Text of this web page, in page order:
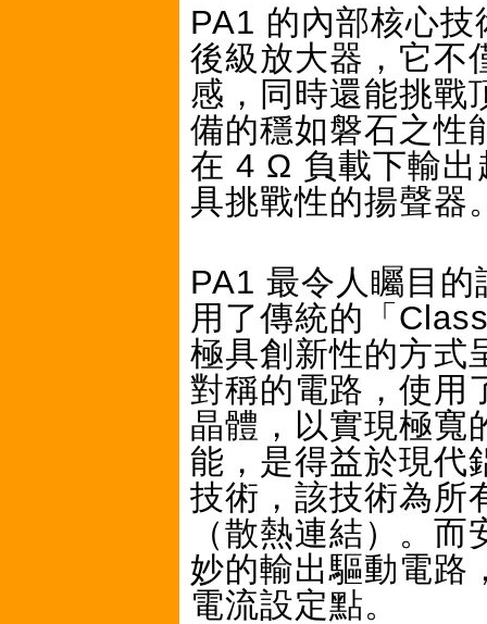
PA1 的內部核心
後級放大器，它不
感，同時還能挑戰
備的穩如磐石之性
在 4 Ω 負載下輸出
具挑戰性的揚聲器
PA1 最令人矚目
用了傳統的「
極具創新性的方式
對稱的電路，使用
晶體，以實現極寬
能，是得益於現代
技術，該技術為所
（散熱連結）。
妙的輸出驅動電路
電流設定點。